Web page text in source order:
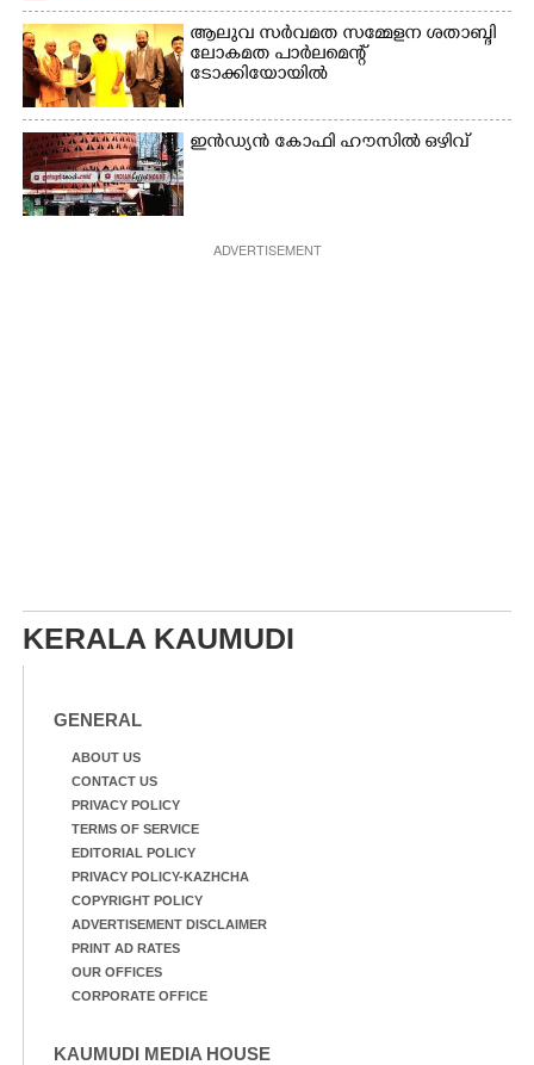
ആലുവ സർവമത സമ്മേളന ശതാബ്ദി
ലോകമത പാർലമെന്റ്
ടോക്കിയോയിൽ
ഇൻഡ്യൻ കോഫി ഹൗസിൽ ഒഴിവ്
ADVERTISEMENT
KERALA KAUMUDI
GENERAL
ABOUT US
CONTACT US
PRIVACY POLICY
TERMS OF SERVICE
EDITORIAL POLICY
PRIVACY POLICY-KAZHCHA
COPYRIGHT POLICY
ADVERTISEMENT DISCLAIMER
PRINT AD RATES
OUR OFFICES
CORPORATE OFFICE
KAUMUDI MEDIA HOUSE